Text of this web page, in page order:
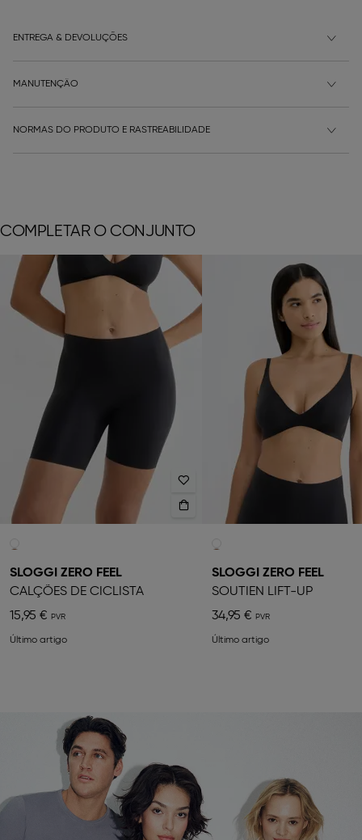
ENTREGA & DEVOLUÇÕES
MANUTENÇÃO
NORMAS DO PRODUTO E RASTREABILIDADE
COMPLETAR O CONJUNTO
SLOGGI ZERO FEEL
CALÇÕES DE CICLISTA
15,95 €
Último artigo
SLOGGI ZERO FEEL
SOUTIEN LIFT-UP
34,95 €
Último artigo